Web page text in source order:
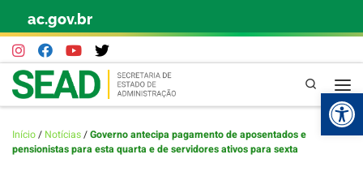
Skip to content
ac.gov.br
Pesquisa
Início/ Notícias/Governo antecipa pagamento de aposentados e
pensionistas para esta quarta e de servidores ativos para sexta